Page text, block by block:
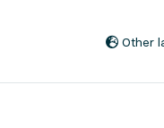
Other